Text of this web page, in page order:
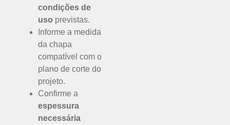
condições de
uso previstas.
Informe a medida
da chapa
compatível com o
plano de corte do
projeto.
Confirme a
espessura
necessária